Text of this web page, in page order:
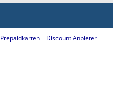
Prepaidkarten + Discount Anbieter